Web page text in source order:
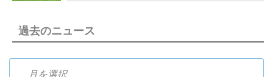
過去のニュース